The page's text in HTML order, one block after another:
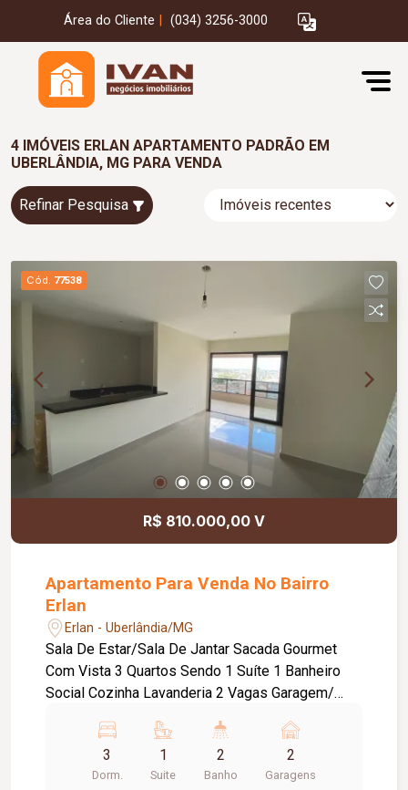
Área do Cliente (034) 3256-3000
4 IMÓVEIS ERLAN APARTAMENTO PADRÃO EM
UBERLÂNDIA, MG PARA VENDA
Refinar Pesquisa
Cód. 77538
R$ 810.000,00 V
Apartamento Para Venda No Bairro
Erlan
Erlan - Uberlândia/MG
Sala De Estar/Sala De Jantar Sacada Gourmet
Com Vista 3 Quartos Sendo 1 Suíte 1 Banheiro
Social Cozinha Lavanderia 2 Vagas Garagem/
3
Dorm.
1
Suite
2
Banho
2
Garagens